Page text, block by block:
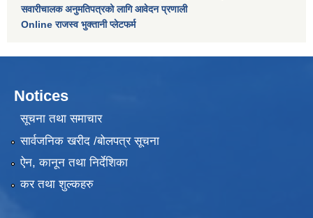
सवारीचालक अनुमतिपत्रको लागि आवेदन प्रणाली
Online राजस्व भुक्तानी प्लेटफर्म
Notices
सूचना तथा समाचार
सार्वजनिक खरीद /बोलपत्र सूचना
ऐन, कानून तथा निर्देशिका
कर तथा शुल्कहरु